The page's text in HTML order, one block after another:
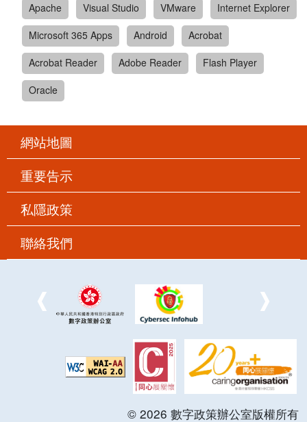
Apache
Visual Studio VMware
Internet Explorer
Microsoft 365 Apps
Android
Acrobat
Acrobat Reader
Adobe Reader
Flash Player
Oracle
網站地圖
重要告示
私隱政策
聯絡我們
© 2026 數字政策辦公室版權所有